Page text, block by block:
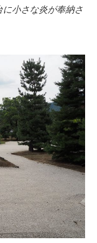
小さな炎が奉納さ